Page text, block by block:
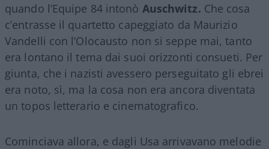
quando l’Equipe 84 intonò Auschwitz. Che cosa
c’entrasse il quartetto capeggiato da Maurizio
Vandelli con l’Olocausto non si seppe mai, tanto
era lontano il tema dai suoi orizzonti consueti. Per
giunta, che i nazisti avessero perseguitato gli ebrei
era noto, sì, ma la cosa non era ancora diventata
un topos letterario e cinematografico.
Cominciava allora, e dagli Usa arrivavano melodie